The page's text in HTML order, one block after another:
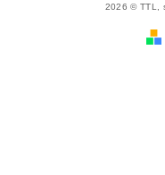
2026 © TTL,